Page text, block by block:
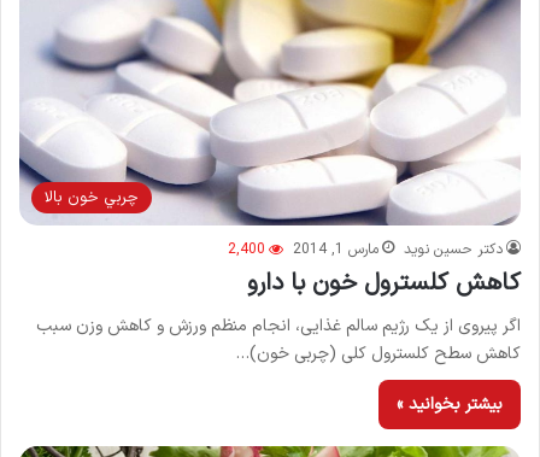
چربي خون بالا
دکتر حسین نوید مارس 1, 2014 2,400
کاهش کلسترول خون با دارو
اگر پیروی از یک رژیم سالم غذایی، انجام منظم ورزش و کاهش وزن سبب
کاهش سطح کلسترول کلی (چربی خون)…
بیشتر بخوانید »